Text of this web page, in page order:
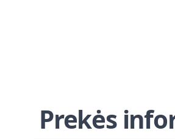
Prekės